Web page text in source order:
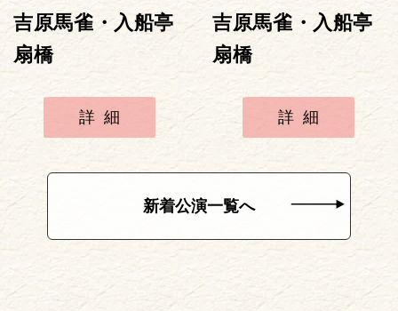
吉原馬雀・入船亭
扇橋
詳細
吉原馬雀・入船亭
扇橋
詳細
新着公演一覧へ